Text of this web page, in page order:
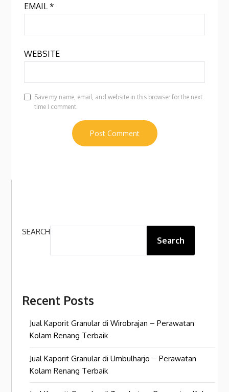
EMAIL*
WEBSITE
Save my name, email, and website in this browser for the next
time I comment.
SEARCH
Search
Recent Posts
Jual Kaporit Granular di Wirobrajan – Perawatan
Kolam Renang Terbaik
Jual Kaporit Granular di Umbulharjo – Perawatan
Kolam Renang Terbaik